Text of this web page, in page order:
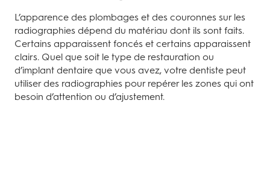
L’apparence des plombages et des couronnes sur les
radiographies dépend du matériau dont ils sont faits.
Certains apparaissent foncés et certains apparaissent
clairs. Quel que soit le type de restauration ou
d’implant dentaire que vous avez, votre dentiste peut
utiliser des radiographies pour repérer les zones qui ont
besoin d’attention ou d’ajustement.